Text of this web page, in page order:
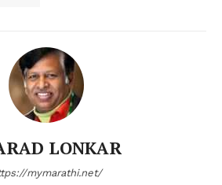
LONKAR
mymarathi.net/